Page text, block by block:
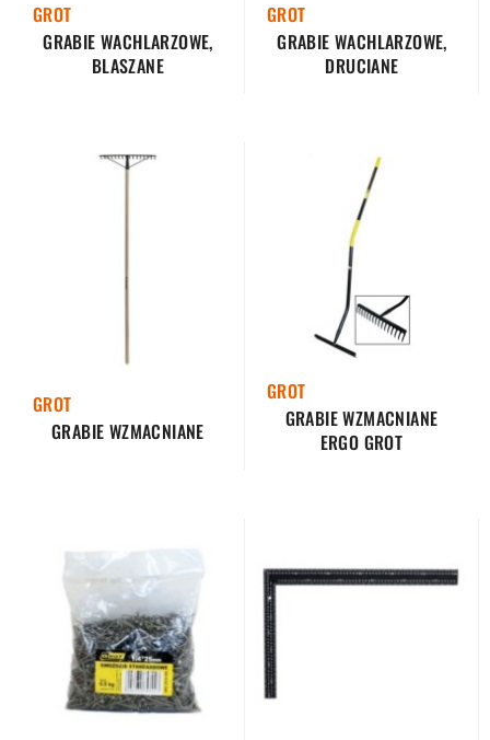
GROT
GRABIE WACHLARZOWE,
BLASZANE
GROT
GRABIE WACHLARZOWE,
DRUCIANE
GROT
GRABIE WZMACNIANE
GROT
GRABIE WZMACNIANE
ERGO GROT